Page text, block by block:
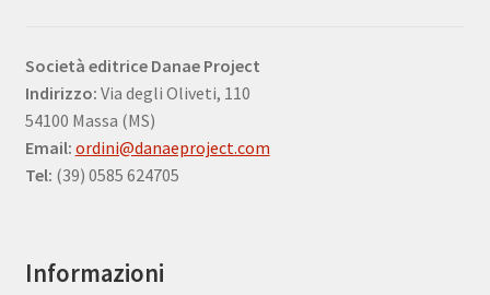
Società editrice Danae Project
Indirizzo: Via degli Oliveti, 110
54100 Massa (MS)
Email: ordini@danaeproject.com
Tel: (39) 0585 624705
Informazioni